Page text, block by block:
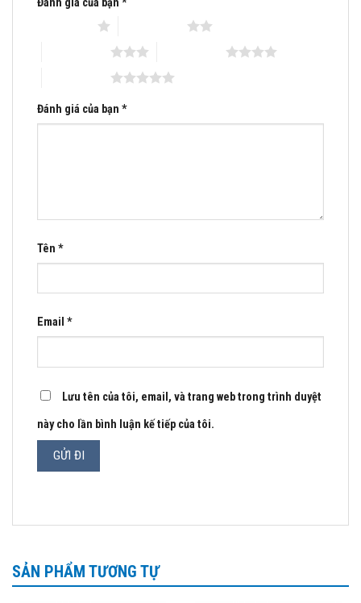
Email:matraquocte1@gmail.com
Đánh giá của bạn *
Tên *
Email *
Lưu tên của tôi, email, và trang web trong trình duyệt
này cho lần bình luận kế tiếp của tôi.
SẢN PHẨM TƯƠNG TỰ